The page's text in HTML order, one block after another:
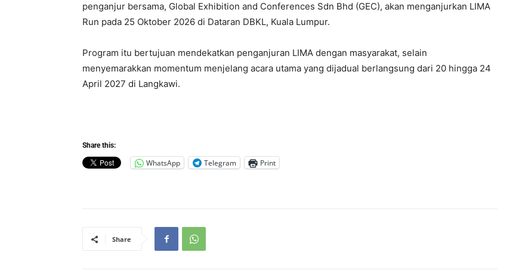
penganjur bersama, Global Exhibition and Conferences Sdn Bhd (GEC), akan menganjurkan LIMA
Run pada 25 Oktober 2026 di Dataran DBKL, Kuala Lumpur.
Program itu bertujuan mendekatkan penganjuran LIMA dengan masyarakat, selain
menyemarakkan momentum menjelang acara utama yang dijadual berlangsung dari 20 hingga 24
April 2027 di Langkawi.
Share this:
WhatsApp Telegram Print
Share